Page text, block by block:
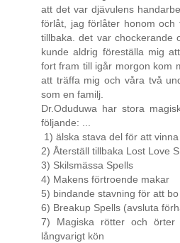
att det var djävulens
förlåt, jag förlåter honom
tillbaka. det var chockerande
kunde aldrig föreställa mig
fort fram till igår morgon kom
att träffa mig och våra två
som en familj.
Dr.Oduduwa har stora
följande: ...
1) älska stava del för att
2) Återställ tillbaka Lost Love
3) Skilsmässa Spells
4) Makens förtroende makar
5) bindande stavning för att
6) Breakup Spells (avsluta
7) Magiska rötter och örter
långvarigt kön